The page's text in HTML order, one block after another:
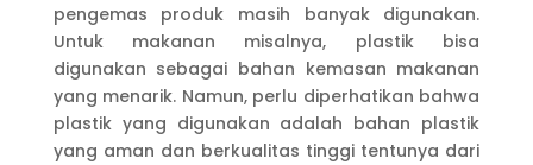
pengemas produk masih banyak digunakan.
Untuk makanan misalnya, plastik bisa
digunakan sebagai bahan kemasan makanan
yang menarik. Namun, perlu diperhatikan bahwa
plastik yang digunakan adalah bahan plastik
yang aman dan berkualitas tinggi tentunya dari